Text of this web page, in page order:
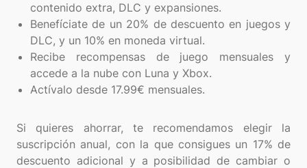
contenido extra, DLC y expansiones.
Benefíciate de un 20% de descuento en juegos y
DLC, y un 10% en moneda virtual.
Recibe recompensas de juego mensuales y
accede a la nube con Luna y Xbox.
Actívalo desde 17.99€ mensuales.
Si quieres ahorrar, te recomendamos elegir la
suscripción anual, con la que consigues un 17% de
descuento adicional y a posibilidad de cambiar o